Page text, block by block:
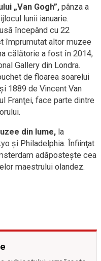
„Van Gogh”, pânza a
lunii ianuarie.
începând cu 22
împrumutat altor muzee
călătorie a fost în 2014,
Gallery din Londra.
de floarea soarelui
1889 de Vincent Van
Franţei, face parte dintre
din lume, la
şi Philadelphia. Înfiinţat
adăposteşte cea
maestrului olandez.